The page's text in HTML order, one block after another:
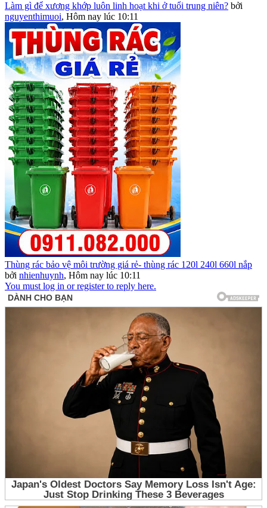
Làm gì để xương khớp luôn linh hoạt khi ở tuổi trung niên? bởi
nguyenthimuoi, Hôm nay lúc 10:11
Thùng rác bảo vệ môi trường giá rẻ- thùng rác 120l 240l 660l nắp
bởi nhienhuynh, Hôm nay lúc 10:11
You must log in or register to reply here.